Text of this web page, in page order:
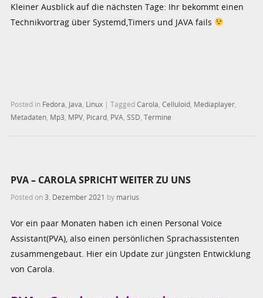
Kleiner Ausblick auf die nächsten Tage: Ihr bekommt einen
Technikvortrag über Systemd,Timers und JAVA fails
Posted in Fedora Java Linux |TaggedCarola ,Celluloid Mediaplayer
Metadaten Mp3 MPV Picard PVA ,SSD ,Termine
PVA – CAROLA SPRICHT WEITER ZU UNS
Posted on3. Dezember 2021 by marius
Vor ein paar Monaten haben ich einen Personal Voice
Assistant(PVA), also einen persönlichen Sprachassistenten
zusammengebaut. Hier ein Update zur jüngsten Entwicklung
von Carola.